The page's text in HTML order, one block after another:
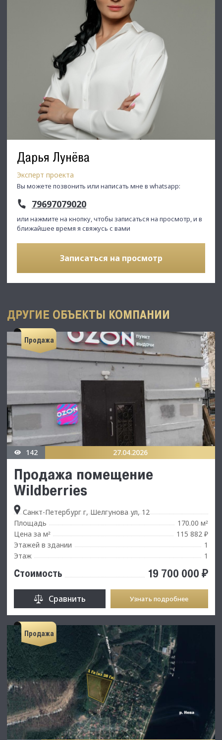
Дарья Лунёва
Эксперт проекта
Вы можете позвонить или написать мне в whatsapp:
79697079020
или нажмите на кнопку, чтобы записаться на просмотр, и в
ближайшее время я свяжусь с вами
Записаться на просмотр
актуальными предложениями!
Если не нашли в нашем профиле то, что Вам подходит –
позвоните ☎, и мы обязательно подберем нужный объект
по самым выгодным условиям на рынке коммерческой
⭐ Добавьте объявление в Избранное, чтобы не потерять!
С Уважением, Николаев Александр.
Недвижимость Северо-Запада.
ДРУГИЕ ОБЪЕКТЫ КОМПАНИИ
Продажа
142 27.04.2026
Продажа помещение
Wildberries
Санкт-Петербург г, Шелгунова ул, 12
Площадь
170.00 м²
Цена за м²
115 882 ₽
Этажей в здании
1
Этаж
1
Стоимость 19 700 000 ₽
Сравнить Узнать подробнее
Продажа